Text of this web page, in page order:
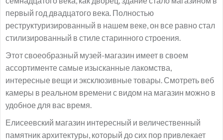
первый год двадцатого века. Полностью
реструктуризированный в нашем веке, он все равно стал
стилизированный в стиле старинного строения.
Этот своеобразный музей-магазин имеет в своем
ассортименте самые изысканные лакомства,
интересные вещи и эксклюзивные товары. Смотреть веб
камеры в реальном времени с видом на магазин можно в
удобное для вас время.
Елисеевский магазин интересный и величественный
памятник архитектуры, который до сих пор привлекает